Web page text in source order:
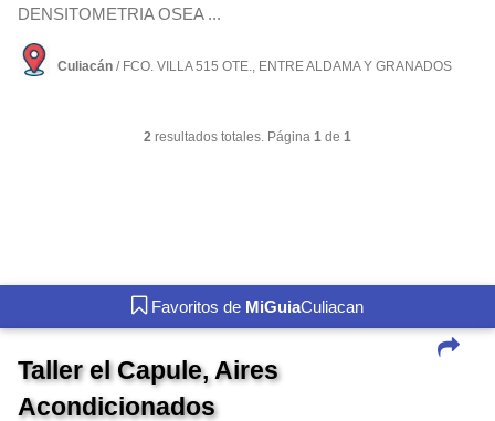
DENSITOMETRIA OSEA ...
Culiacán / FCO. VILLA 515 OTE., ENTRE ALDAMA Y GRANADOS
2 resultados totales. Página 1 de 1
Favoritos de MiGuiaCuliacan
Taller el Capule, Aires
Acondicionados